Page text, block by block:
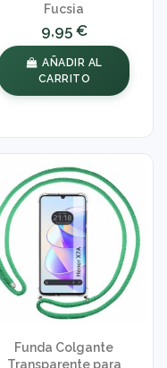
Fucsia
9,95 €
AÑADIR AL
CARRITO
Funda Colgante
Transparente para